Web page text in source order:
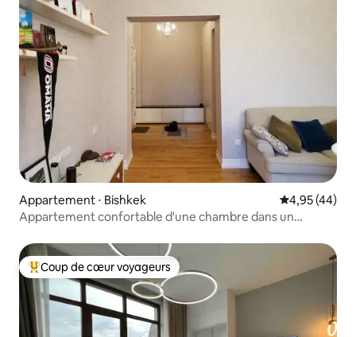
Appartement ⋅ Bishkek Évaluation
4,95 (44)
Appartement confortable d'une chambre dans un
Coups de cœur voyageurs les plus appréciés
Coup de cœur voyageurs